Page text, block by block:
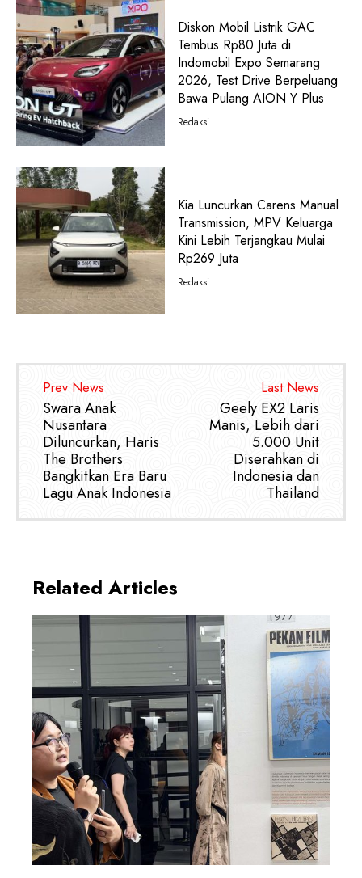
Diskon Mobil Listrik GAC
Tembus Rp80 Juta di
Indomobil Expo Semarang
2026, Test Drive Berpeluang
Bawa Pulang AION Y Plus
Redaksi
Kia Luncurkan Carens Manual
Transmission, MPV Keluarga
Kini Lebih Terjangkau Mulai
Rp269 Juta
Redaksi
Prev News
Swara Anak
Nusantara
Diluncurkan, Haris
The Brothers
Bangkitkan Era Baru
Lagu Anak Indonesia
Last News
Geely EX2 Laris
Manis, Lebih dari
5.000 Unit
Diserahkan di
Indonesia dan
Thailand
Related Articles